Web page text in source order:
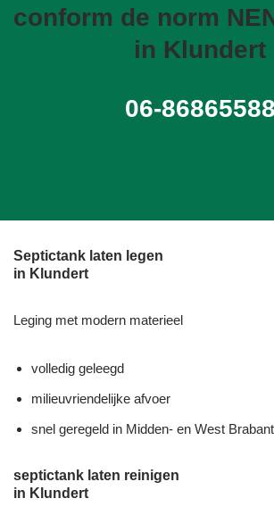
conform de norm
in Klundert
06-86865588
Septictank laten legen
in Klundert
Leging met modern materieel
volledig geleegd
milieuvriendelijke afvoer
snel geregeld in Midden- en West Brabant
septictank laten reinigen
in Klundert